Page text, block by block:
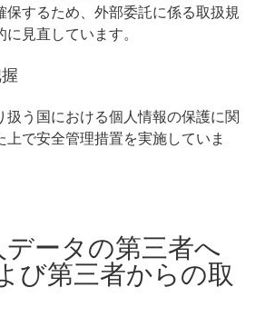
保するため、外部委託に係る取扱規
見直しています。
扱う国における個人情報の保護に関
で安全管理措置を実施していま
データの第三者へ
び第三者からの取